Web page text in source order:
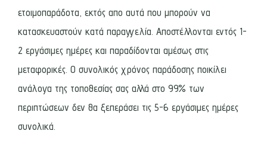
ετοιμοπαράδοτα, εκτός απο αυτά που μπορούν να
κατασκευαστούν κατά παραγγελία. Αποστέλλονται εντός 1-
2 εργάσιμες ημέρες και παραδίδονται αμέσως στις
μεταφορικές. Ο συνολικός χρόνος παράδοσης ποικίλει
ανάλογα της τοποθεσίας σας αλλά στο 99% των
περιπτώσεων δεν θα ξεπεράσει τις 5-6 εργάσιμες ημέρες
συνολικά.